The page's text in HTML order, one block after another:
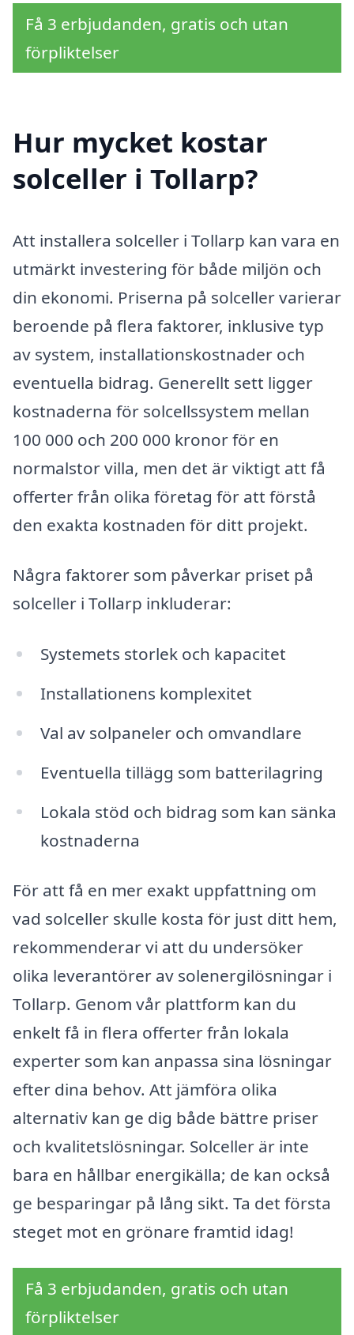
Få 3 erbjudanden, gratis och utan
förpliktelser
Hur mycket kostar
solceller i Tollarp?
Att installera solceller i Tollarp kan vara en
utmärkt investering för både miljön och
din ekonomi. Priserna på solceller varierar
beroende på flera faktorer, inklusive typ
av system, installationskostnader och
eventuella bidrag. Generellt sett ligger
kostnaderna för solcellssystem mellan
100 000 och 200 000 kronor för en
normalstor villa, men det är viktigt att få
offerter från olika företag för att förstå
den exakta kostnaden för ditt projekt.
Några faktorer som påverkar priset på
solceller i Tollarp inkluderar:
Systemets storlek och kapacitet
Installationens komplexitet
Val av solpaneler och omvandlare
Eventuella tillägg som batterilagring
Lokala stöd och bidrag som kan sänka
kostnaderna
För att få en mer exakt uppfattning om
vad solceller skulle kosta för just ditt hem,
rekommenderar vi att du undersöker
olika leverantörer av solenergilösningar i
Tollarp. Genom vår plattform kan du
enkelt få in flera offerter från lokala
experter som kan anpassa sina lösningar
efter dina behov. Att jämföra olika
alternativ kan ge dig både bättre priser
och kvalitetslösningar. Solceller är inte
bara en hållbar energikälla; de kan också
ge besparingar på lång sikt. Ta det första
steget mot en grönare framtid idag!
Få 3 erbjudanden, gratis och utan
förpliktelser